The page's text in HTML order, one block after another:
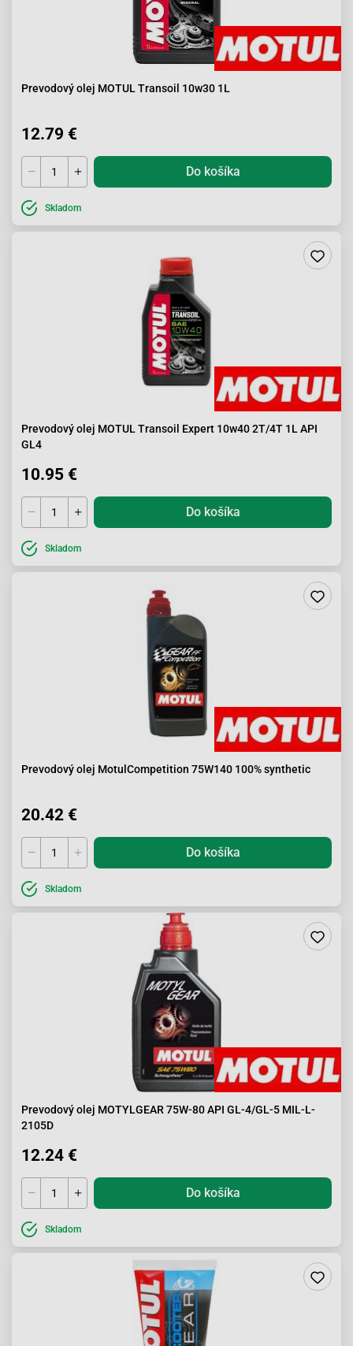
Prevodový olej MOTUL Transoil 10w30 1L
12.79 €
Do košíka
Skladom
Prevodový olej MOTUL Transoil Expert 10w40 2T/4T 1L API
GL4
10.95 €
Do košíka
Skladom
Prevodový olej MotulCompetition 75W140 100% synthetic
20.42 €
Do košíka
Skladom
Prevodový olej MOTYLGEAR 75W-80 API GL-4/GL-5 MIL-L-
2105D
12.24 €
Do košíka
Skladom